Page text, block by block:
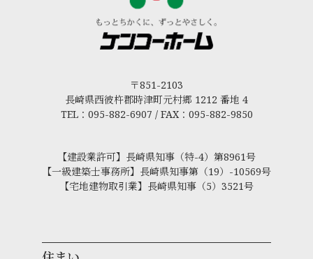
〒851-2103
長崎県西彼杵郡時津町元村郷 1212 番地 4
TEL：095-882-6907 / FAX：095-882-9850
【建設業許可】長崎県知事（特-4）第8961号
【一級建築士事務所】長崎県知事第（19）-10569号
【宅地建物取引業】長崎県知事（5）3521号